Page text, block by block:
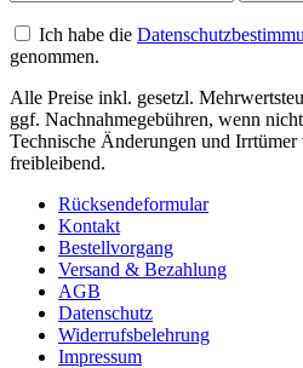
Ich habe die
genommen.
Alle Preise inkl. gesetzl.
ggf. Nachnahmegebühren, wenn
Technische Änderungen und
freibleibend.
Rücksendeformular
Kontakt
Bestellvorgang
Versand & Bezahlung
AGB
Datenschutz
Widerrufsbelehrung
Impressum